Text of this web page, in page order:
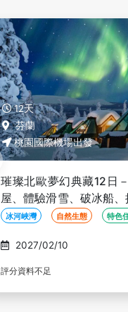
10天
芬蘭
桃園國際機場出發
北歐追尋絢麗極光之旅
入住１晚極光屋、極光
狩獵【新北歐假期】
極光 特色住宿 冬季限定
2027/02/03
評分資料不足